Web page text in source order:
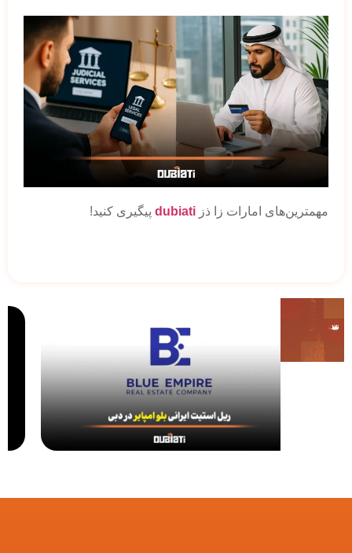
مهمترین‌های امارات زا ذز dubiati پیگیری کنید!